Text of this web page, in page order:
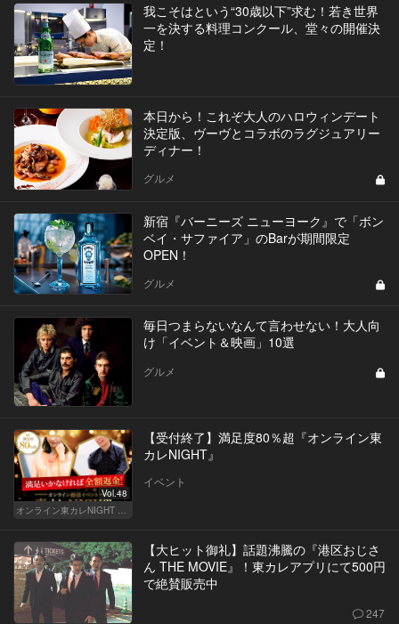
我こそはという“30歳以下”求む！若き世界
一を決する料理コンクール、堂々の開催決
定！
本日から！これぞ大人のハロウィンデート
決定版、ヴーヴとコラボのラグジュアリー
ディナー！
グルメ
新宿『バーニーズ ニューヨーク』で「ボン
ベイ・サファイア」のBarが期間限定
OPEN！
グルメ
毎日つまらないなんて言わせない！大人向
け「イベント＆映画」10選
グルメ
Vol.48
オンライン東カレNIGHT イベント募集
【受付終了】満足度80％超『オンライン東
カレNIGHT』
イベント
【大ヒット御礼】話題沸騰の『港区おじさ
ん THE MOVIE』！東カレアプリにて500円
で絶賛販売中
247